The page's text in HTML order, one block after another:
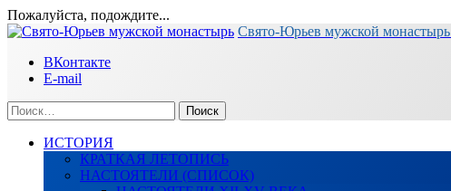
Пожалуйста, подождите...
Перейти
содержимому
Свято-Юрьев мужской монастырь
ВКонтакте
E-mail
Найти:
ИСТОРИЯ
КРАТКАЯ ЛЕТОПИСЬ
НАСТОЯТЕЛИ (СПИСОК)